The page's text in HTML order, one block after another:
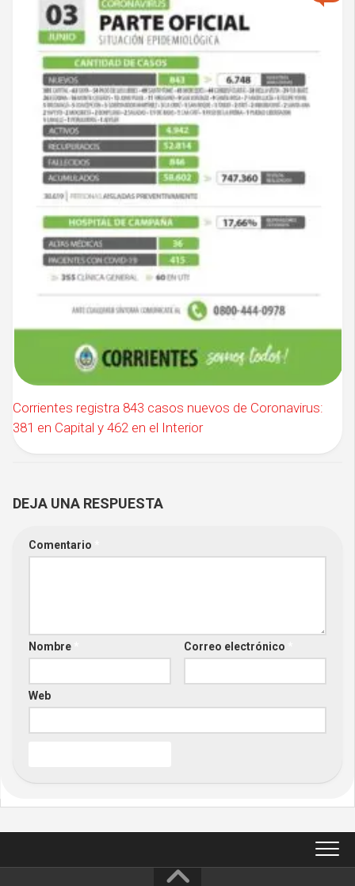
Corrientes registra 843 casos nuevos de Coronavirus:
381 en Capital y 462 en el Interior
DEJA UNA RESPUESTA
Comentario
Nombre Correo electrónico
Web